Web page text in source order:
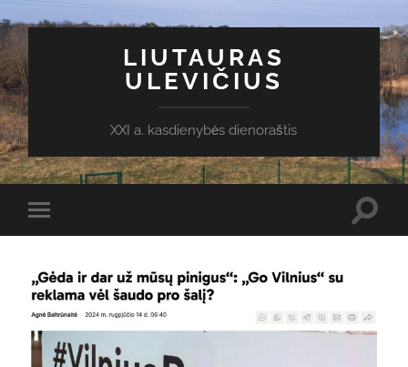
LIUTAURAS
ULEVIČIUS
XXI a. kasdienybės dienoraštis
Toggle
mobile